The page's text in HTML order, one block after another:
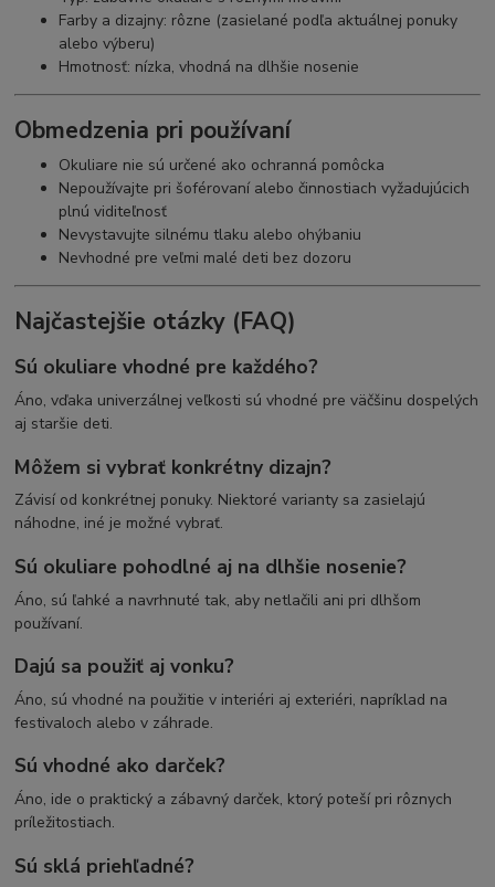
Farby a dizajny: rôzne (zasielané podľa aktuálnej ponuky
alebo výberu)
Hmotnosť: nízka, vhodná na dlhšie nosenie
Obmedzenia pri používaní
Okuliare nie sú určené ako ochranná pomôcka
Nepoužívajte pri šoférovaní alebo činnostiach vyžadujúcich
plnú viditeľnosť
Nevystavujte silnému tlaku alebo ohýbaniu
Nevhodné pre veľmi malé deti bez dozoru
Najčastejšie otázky (FAQ)
Sú okuliare vhodné pre každého?
Áno, vďaka univerzálnej veľkosti sú vhodné pre väčšinu dospelých
aj staršie deti.
Môžem si vybrať konkrétny dizajn?
Závisí od konkrétnej ponuky. Niektoré varianty sa zasielajú
náhodne, iné je možné vybrať.
Sú okuliare pohodlné aj na dlhšie nosenie?
Áno, sú ľahké a navrhnuté tak, aby netlačili ani pri dlhšom
používaní.
Dajú sa použiť aj vonku?
Áno, sú vhodné na použitie v interiéri aj exteriéri, napríklad na
festivaloch alebo v záhrade.
Sú vhodné ako darček?
Áno, ide o praktický a zábavný darček, ktorý poteší pri rôznych
príležitostiach.
Sú sklá priehľadné?